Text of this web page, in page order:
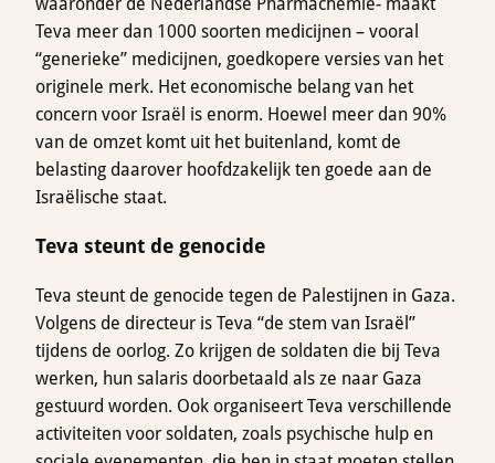
Teva meer dan 1000 soorten medicijnen – vooral
“generieke” medicijnen, goedkopere versies van het
originele merk. Het economische belang van het
concern voor Israël is enorm. Hoewel meer dan 90%
van de omzet komt uit het buitenland, komt de
belasting daarover hoofdzakelijk ten goede aan de
Israëlische staat.
Teva steunt de genocide
Teva steunt de genocide tegen de Palestijnen in Gaza.
Volgens de directeur is Teva “de stem van Israël”
tijdens de oorlog. Zo krijgen de soldaten die bij Teva
werken, hun salaris doorbetaald als ze naar Gaza
gestuurd worden. Ook organiseert Teva verschillende
activiteiten voor soldaten, zoals psychische hulp en